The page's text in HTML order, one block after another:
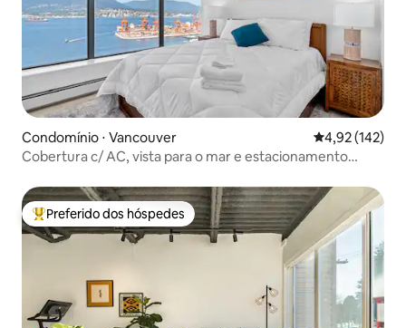
Condomínio ⋅ Vancouver 4,92 de uma
4,92 (142)
Cobertura c/ AC, vista para o mar e estacionamento
Entre os melhores preferidos dos hóspedes
Preferido dos hóspedes